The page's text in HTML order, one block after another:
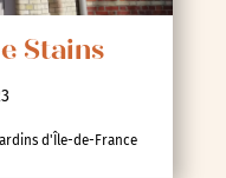
Stains
d'Île-de-France